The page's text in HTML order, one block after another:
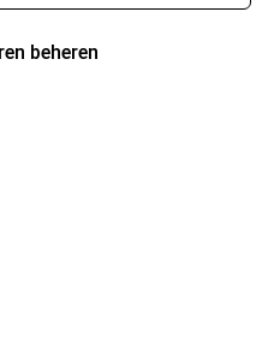
beheren